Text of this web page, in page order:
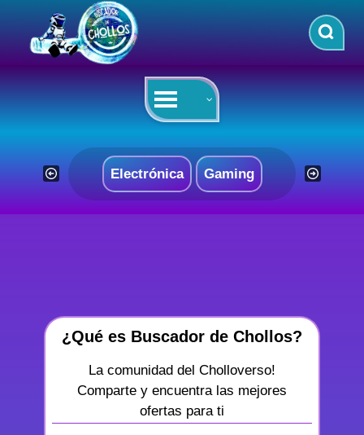
contenido
Electrónica Gaming
¿Qué es Buscador de Chollos?
La comunidad del Cholloverso!
Comparte y encuentra las mejores
ofertas para ti